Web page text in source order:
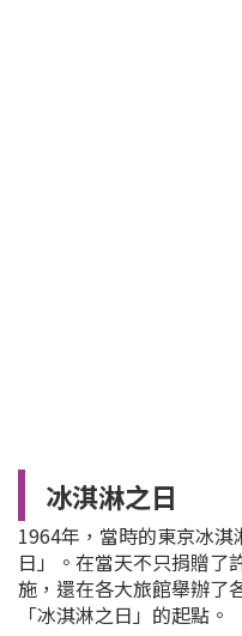
冰淇淋之日
1964年，當時的東京冰
日」。在當天不只捐贈了
施，還在各大旅館舉辦了
「冰淇淋之日」的起點。